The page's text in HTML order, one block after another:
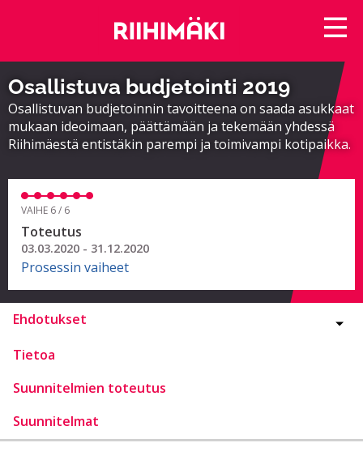
Osallistuva budjetointi 2019
Osallistuvan budjetoinnin tavoitteena on saada asukkaat
mukaan ideoimaan, päättämään ja tekemään yhdessä
Riihimäestä entistäkin parempi ja toimivampi kotipaikka.
VAIHE 6 / 6
Toteutus
03.03.2020 - 31.12.2020
Prosessin vaiheet
Ehdotukset
Tietoa
Suunnitelmien toteutus
Suunnitelmat